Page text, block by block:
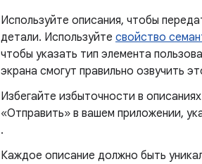
Используйте описания, чтобы
детали. Используйте свойство
чтобы указать тип элемента
экрана смогут правильно озвучить
Избегайте избыточности в
«Отправить» в вашем приложении,
.
Каждое описание должно быть